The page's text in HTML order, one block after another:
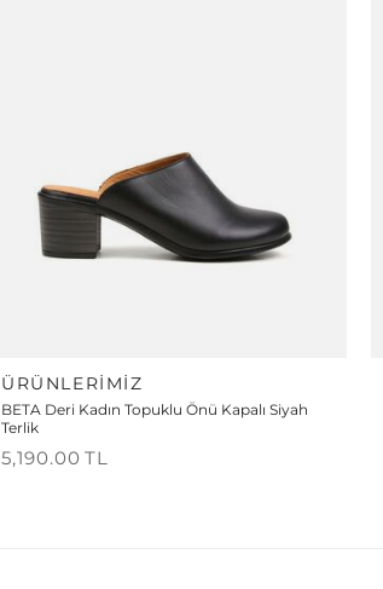
ÜRÜNLERIMIZ
BETA Deri Kadın Topuklu Önü Kapalı Siyah
Terlik
5,190.00 TL